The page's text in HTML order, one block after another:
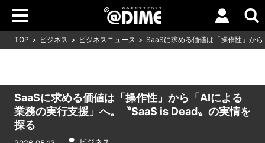
TOP ビジネス ビジネスニュース SaaSに求める価値は「操作性」か
SaaSに求める価値は「操作性」から「AIによる
業務の実行支援」へ。〝SaaS is Dead〟の実情を
探る